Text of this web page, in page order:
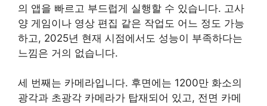
의 앱을 빠르고 부드럽게 실행할 수 있습니다. 고사
양 게임이나 영상 편집 같은 작업도 어느 정도 가능
하고, 2025년 현재 시점에서도 성능이 부족하다는
느낌은 거의 없습니다.
세 번째는 카메라입니다. 후면에는 1200만 화소의
광각과 초광각 카메라가 탑재되어 있고, 전면 카메